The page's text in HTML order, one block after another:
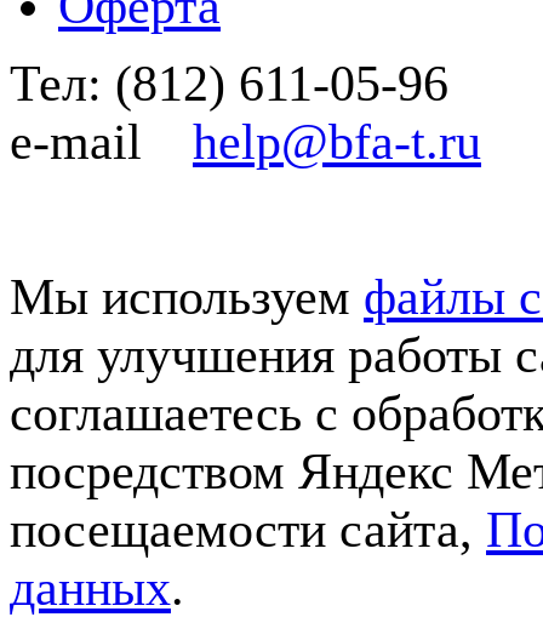
Тел: (812) 611-05-96
e-mail help@bfa-t.ru
Мы используем файлы
для улучшения работы
соглашаетесь с
посредством Яндекс
посещаемости сайта,
данных.